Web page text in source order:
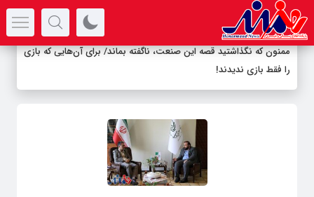
ممنون که نگذاشتید قصه این صنعت، ناگفته بماند/ برای آن‌هایی که بازی
را فقط بازی ندیدند!